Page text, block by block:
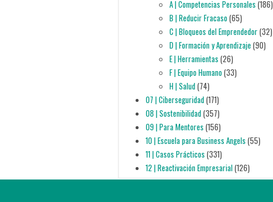
A | Competencias Personales (186)
B | Reducir Fracaso(65)
C | Bloqueos del Emprendedor(32)
D | Formación y Aprendizaje (90)
E | Herramientas (26)
F | Equipo Humano(33)
H | Salud(74)
07 | Ciberseguridad(171)
08 | Sostenibilidad(357)
09 | Para Mentores (156)
10 | Escuela para Business Angels (55)
11 | Casos Prácticos (331)
12 | Reactivación Empresarial(126)